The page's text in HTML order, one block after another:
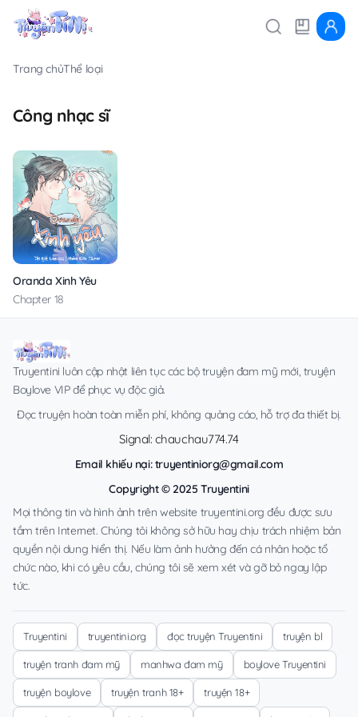
Trang chủThể loại
Công nhạc sĩ
Oranda Xinh Yêu
Chapter 18
Truyentini luôn cập nhật liên tục các bộ truyện đam mỹ mới, truyện
Boylove VIP để phục vụ độc giả.
Đọc truyện hoàn toàn miễn phí, không quảng cáo, hỗ trợ đa thiết bị.
Signal: chauchau774.74
Email khiếu nại:truyentiniorg@gmail.com
Copyright © 2025 Truyentini
Mọi thông tin và hình ảnh trên website truyentini.org đều được sưu
tầm trên Internet. Chúng tôi không sở hữu hay chịu trách nhiệm bản
quyền nội dung hiển thị. Nếu làm ảnh hưởng đến cá nhân hoặc tổ
chức nào, khi có yêu cầu, chúng tôi sẽ xem xét và gỡ bỏ ngay lập
tức.
Truyentini truyentini.org đọc truyện Truyentini truyện bl
truyện tranh đam mỹ manhwa đam mỹ boylove Truyentini
truyện boylove truyện tranh 18+ truyện 18+